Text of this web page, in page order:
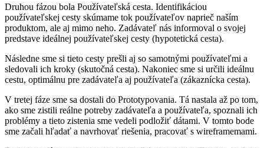
Druhou fázou bola Používateľská cesta. Identifikáciou
používateľskej cesty skúmame tok používateľov naprieč naším
produktom, ale aj mimo neho. Zadávateľ nás informoval o svojej
predstave ideálnej používateľskej cesty (hypotetická cesta).
Následne sme si tieto cesty prešli aj so samotnými používateľmi a
sledovali ich kroky (skutočná cesta). Nakoniec sme si určili ideálnu
cestu, optimálnu pre zadávateľa aj používateľa (zákaznícka cesta).
V tretej fáze sme sa dostali do Prototypovania. Tá nastala až po tom,
ako sme zistili reálne potreby zadávateľa a používateľa, spoznali ich
problémy a tieto zistenia sme vedeli podložiť dátami. V tomto bode
sme začali hľadať a navrhovať riešenia, pracovať s wireframemami.